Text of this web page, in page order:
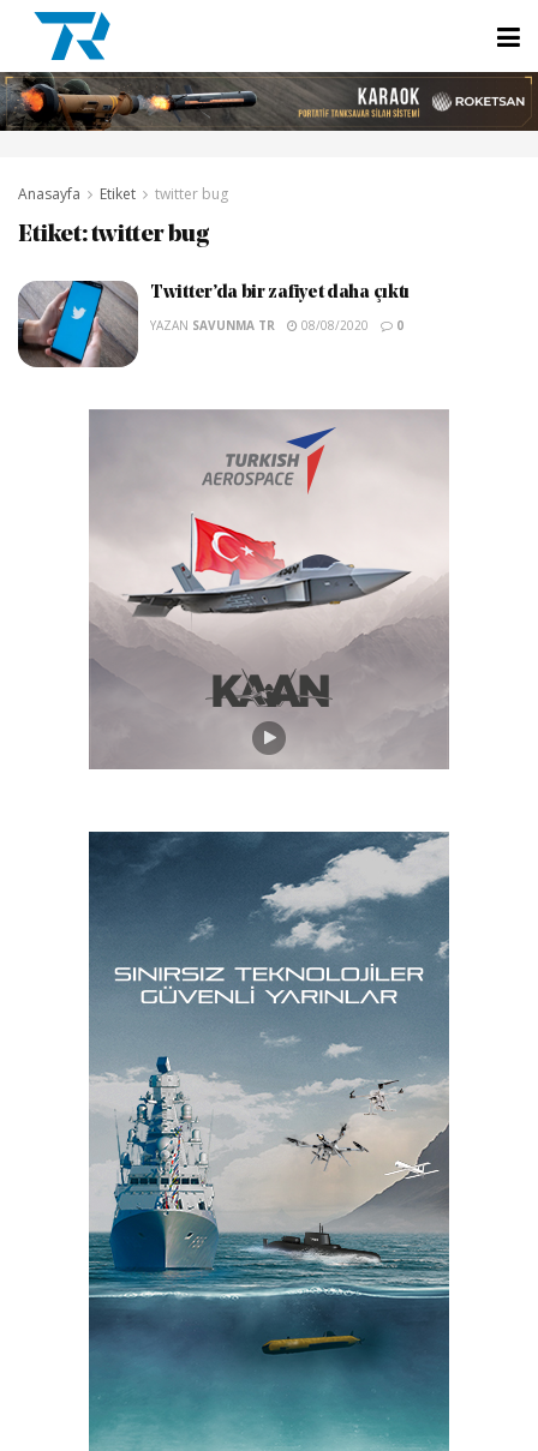
Anasayfa Etiket twitter bug
Etiket:twitter bug
Twitter’da bir zafiyet daha çıktı
YAZAN SAVUNMA TR 08/08/2020 0